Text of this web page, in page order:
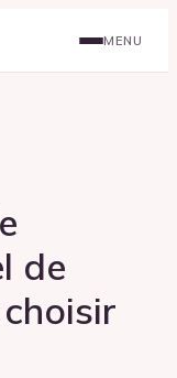
MENU
de